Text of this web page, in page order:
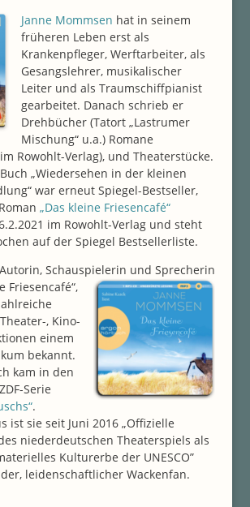
Janne Mommsen hat in seinem
früheren Leben erst als
Krankenpfleger, Werftarbeiter, als
Gesangslehrer, musikalischer
Leiter und als Traumschiffpianist
gearbeitet. Danach schrieb er
Drehbücher (Tatort „Lastrumer
Mischung“ u.a.) Romane
Rowohlt-Verlag), und Theaterstücke.
„Wiedersehen in der kleinen
war erneut Spiegel-Bestseller,
„Das kleine Friesencafé“
im Rowohlt-Verlag und steht
auf der Spiegel Bestsellerliste.
Schauspielerin und Sprecherin
Friesencafé“,
, Kino-
einem
bekannt.
kam in den
Serie
.
ist sie seit Juni 2016 „Offizielle
niederdeutschen Theaterspiels als
Kulturerbe der UNESCO”
leidenschaftlicher Wackenfan.